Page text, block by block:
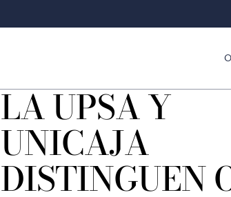
LA UPSA Y
UNICAJA
DISTINGUEN